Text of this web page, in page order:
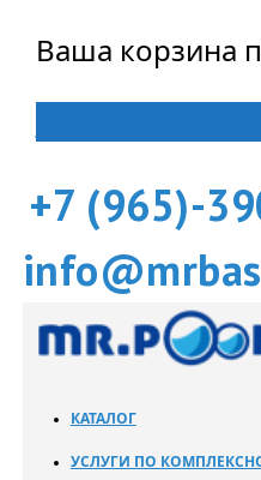
Ваша корзина
+7 (965)-
КАТАЛОГ
УСЛУГИ ПО